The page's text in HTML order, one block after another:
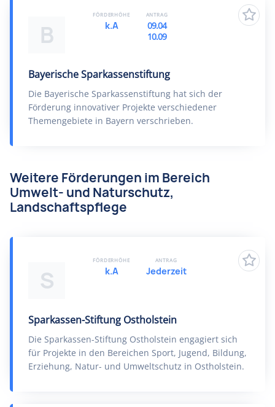
B
Bayerische Sparkassenstiftung
Die Bayerische Sparkassenstiftung hat sich der
Förderung innovativer Projekte verschiedener
Themengebiete in Bayern verschrieben.
FÖRDERHÖHE
k.A
ANTRAG
09.04
10.09
Weitere Förderungen im Bereich
Umwelt- und Naturschutz,
Landschaftspflege
S
Sparkassen-Stiftung Ostholstein
Die Sparkassen-Stiftung Ostholstein engagiert sich
für Projekte in den Bereichen Sport, Jugend, Bildung,
Erziehung, Natur- und Umweltschutz in Ostholstein.
FÖRDERHÖHE
k.A
ANTRAG
Jederzeit